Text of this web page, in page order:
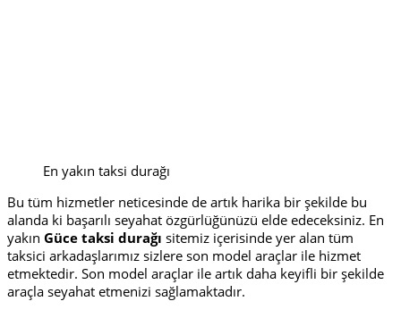
En yakın taksi durağı
Bu tüm hizmetler neticesinde de artık harika bir şekilde bu
alanda ki başarılı seyahat özgürlüğünüzü elde edeceksiniz. En
yakın Güce taksi durağı sitemiz içerisinde yer alan tüm
taksici arkadaşlarımız sizlere son model araçlar ile hizmet
etmektedir. Son model araçlar ile artık daha keyifli bir şekilde
araçla seyahat etmenizi sağlamaktadır.